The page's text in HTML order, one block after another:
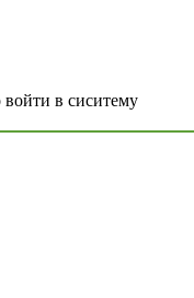
в сиситему